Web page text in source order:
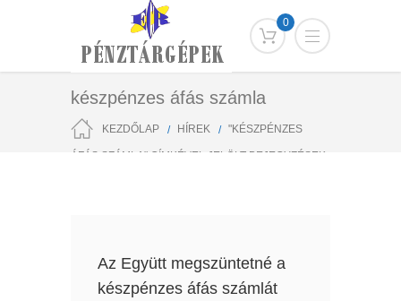
0
készpénzes áfás számla
KEZDŐLAP HÍREK "KÉSZPÉNZES
ÁFÁS SZÁMLA" CÍMKÉVEL JELÖLT BEJEGYZÉSEK
Az Együtt megszüntetné a
készpénzes áfás számlát